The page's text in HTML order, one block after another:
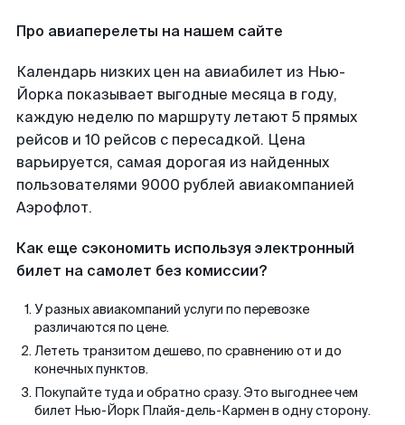
Про авиаперелеты на нашем сайте
Календарь низких цен на авиабилет из Нью-
Йорка показывает выгодные месяца в году,
каждую неделю по маршруту летают 5 прямых
рейсов и 10 рейсов с пересадкой. Цена
варьируется, самая дорогая из найденных
пользователями 9000 рублей авиакомпанией
Аэрофлот.
Как еще сэкономить используя электронный
билет на самолет без комиссии?
У разных авиакомпаний услуги по перевозке
различаются по цене.
Лететь транзитом дешево, по сравнению от и до
конечных пунктов.
Покупайте туда и обратно сразу. Это выгоднее чем
билет Нью-Йорк Плайя-дель-Кармен в одну сторону.